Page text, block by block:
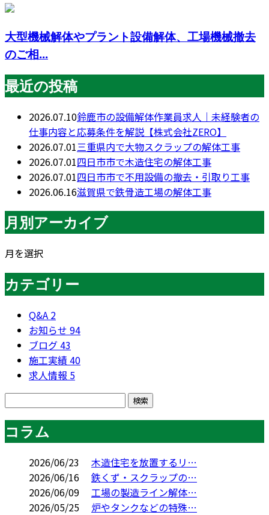
大型機械解体やプラント設備解体、工場機械撤去
のご相...
最近の投稿
2026.07.10鈴鹿市の設備解体作業員求人｜未経験者の
仕事内容と応募条件を解説【株式会社ZERO】
2026.07.01三重県内で大物スクラップの解体工事
2026.07.01四日市市で木造住宅の解体工事
2026.07.01四日市市で不用設備の撤去・引取り工事
2026.06.16滋賀県で鉄骨造工場の解体工事
月別アーカイブ
月を選択
カテゴリー
Q&A 2
お知らせ 94
ブログ43
施工実績40
求人情報 5
コラム
2026/06/23
木造住宅を放置するリ…
2026/06/16
鉄くず・スクラップの…
2026/06/09
工場の製造ライン解体…
2026/05/25
炉やタンクなどの特殊…